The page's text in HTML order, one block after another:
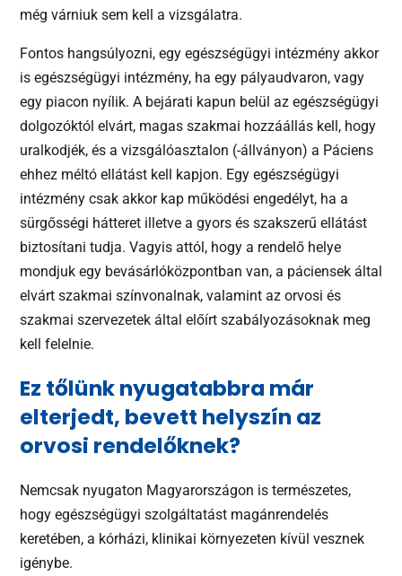
még várniuk sem kell a vizsgálatra.
Fontos hangsúlyozni, egy egészségügyi intézmény akkor
is egészségügyi intézmény, ha egy pályaudvaron, vagy
egy piacon nyílik. A bejárati kapun belül az egészségügyi
dolgozóktól elvárt, magas szakmai hozzáállás kell, hogy
uralkodjék, és a vizsgálóasztalon (-állványon) a Páciens
ehhez méltó ellátást kell kapjon. Egy egészségügyi
intézmény csak akkor kap működési engedélyt, ha a
sürgősségi hátteret illetve a gyors és szakszerű ellátást
biztosítani tudja. Vagyis attól, hogy a rendelő helye
mondjuk egy bevásárlóközpontban van, a páciensek által
elvárt szakmai színvonalnak, valamint az orvosi és
szakmai szervezetek által előírt szabályozásoknak meg
kell felelnie.
Ez tőlünk nyugatabbra már
elterjedt, bevett helyszín az
orvosi rendelőknek?
Nemcsak nyugaton Magyarországon is természetes,
hogy egészségügyi szolgáltatást magánrendelés
keretében, a kórházi, klinikai környezeten kívül vesznek
igénybe.